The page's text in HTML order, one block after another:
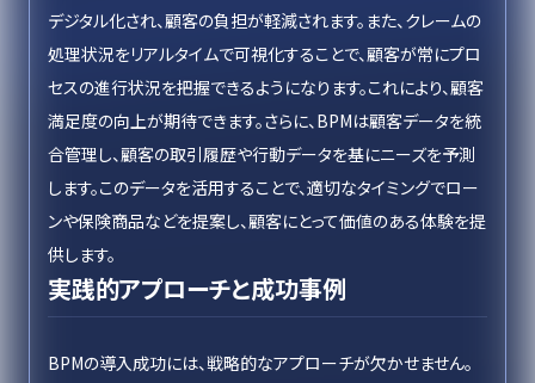
デジタル化され、顧客の負担が軽減されます。また、クレームの
処理状況をリアルタイムで可視化することで、顧客が常にプロ
セスの進行状況を把握できるようになります。これにより、顧客
満足度の向上が期待できます。さらに、BPMは顧客データを統
合管理し、顧客の取引履歴や行動データを基にニーズを予測
します。このデータを活用することで、適切なタイミングでロー
ンや保険商品などを提案し、顧客にとって価値のある体験を提
供します。
実践的アプローチと成功事例
BPMの導入成功には、戦略的なアプローチが欠かせません。